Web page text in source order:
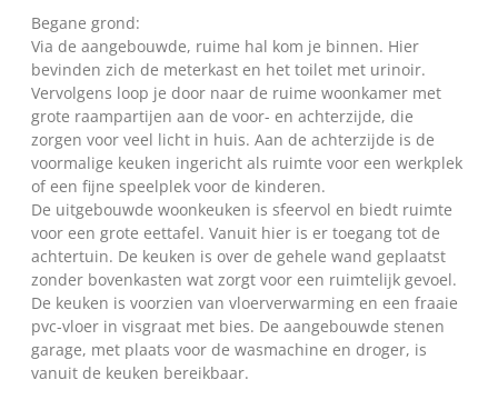
Begane grond:
Via de aangebouwde, ruime hal kom je binnen. Hier
bevinden zich de meterkast en het toilet met urinoir.
Vervolgens loop je door naar de ruime woonkamer met
grote raampartijen aan de voor- en achterzijde, die
zorgen voor veel licht in huis. Aan de achterzijde is de
voormalige keuken ingericht als ruimte voor een werkplek
of een fijne speelplek voor de kinderen.
De uitgebouwde woonkeuken is sfeervol en biedt ruimte
voor een grote eettafel. Vanuit hier is er toegang tot de
achtertuin. De keuken is over de gehele wand geplaatst
zonder bovenkasten wat zorgt voor een ruimtelijk gevoel.
De keuken is voorzien van vloerverwarming en een fraaie
pvc-vloer in visgraat met bies. De aangebouwde stenen
garage, met plaats voor de wasmachine en droger, is
vanuit de keuken bereikbaar.